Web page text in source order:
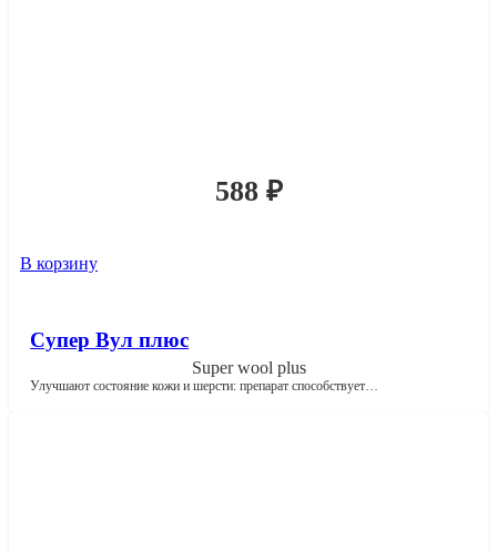
588 ₽
В корзину
Супер Вул плюс
Super wool plus
Улучшают состояние кожи и шерсти: препарат способствует…